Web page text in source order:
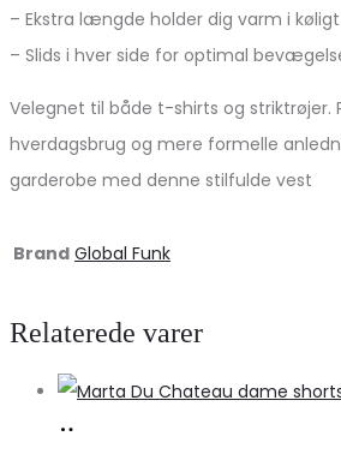
– Ekstra længde holder dig varm i
– Slids i hver side for optimal
Velegnet til både t-shirts og striktrøjer.
hverdagsbrug og mere formelle
garderobe med denne stilfulde vest
Brand Global Funk
Relaterede varer